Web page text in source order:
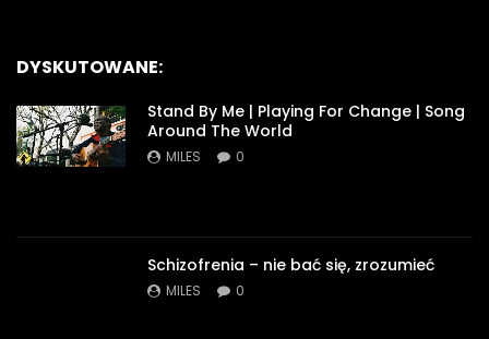
DYSKUTOWANE:
Stand By Me | Playing For Change | Song
Around The World
MILES 0
Schizofrenia – nie bać się, zrozumieć
MILES 0